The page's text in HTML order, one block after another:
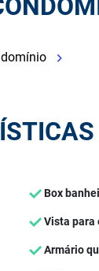
Box
Vista para
Armário